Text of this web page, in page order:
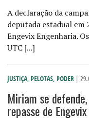
A declaração da
deputada estadual em
Engevix Engenharia.
UTC [...]
JUSTIÇA, PELOTAS, PODER |
Miriam se
repasse de Engevix